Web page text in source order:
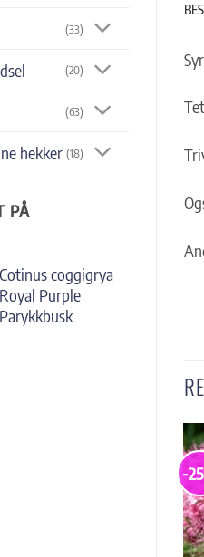
(33)
(20)
(63)
hekker (18)
PÅ
Cotinus coggigrya
Royal Purple
Parykkbusk
-